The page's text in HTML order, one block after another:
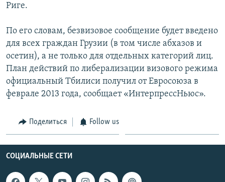
Русский
Все сайты Радио Азатутюн
Риге.
По его словам, безвизовое сообщение будет введено
для всех граждан Грузии (в том числе абхазов и
осетин), а не только для отдельных категорий лиц.
План действий по либерализации визового режима
официальный Тбилиси получил от Евросоюза в
феврале 2013 года, сообщает «ИнтерпрессНьюс».
Поделиться Follow us
СОЦИАЛЬНЫЕ СЕТИ